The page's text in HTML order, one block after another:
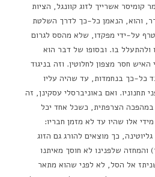
קומיסר אשרייך לזוג קוונגל, הציות
והוא, הנאמן כל-כך לדרך השלטת
על-ידי מפקדו, שלא מהסס לגרום
ולהתעלל בו. ובסופו של דבר הוא
חסר מצפון לחלוטין. וזה בניגוד
כל-כך בנחמדות, עד שהיה עליו
תחנוניו. ואם באוניברסלי עסקינן, זה
הצרפתית, כשכל אחד יכל
אלו שהיו עד לא מזמן חבריו:
כך מוצאים להורג גם הזוג
והמחזה שלפנינו לא חוסך מאיתנו
אל הסל, לא לפני שהוא מתאר